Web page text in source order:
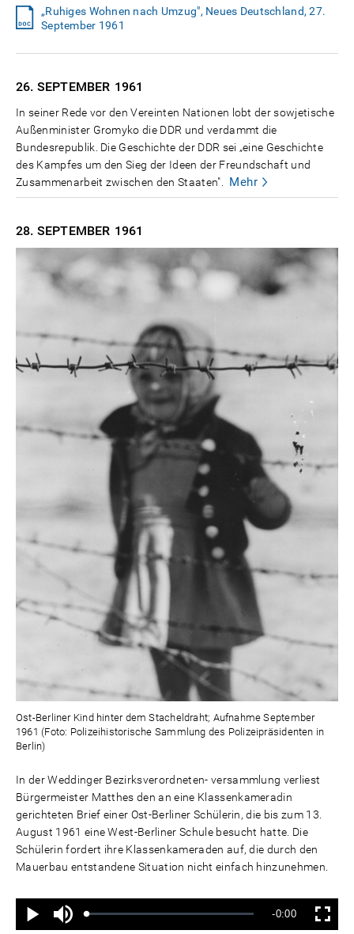
„Ruhiges Wohnen nach Umzug", Neues Deutschland, 27.
September 1961
26. SEPTEMBER 1961
In seiner Rede vor den Vereinten Nationen lobt der sowjetische
Außenminister Gromyko die DDR und verdammt die
Bundesrepublik. Die Geschichte der DDR sei „eine Geschichte
des Kampfes um den Sieg der Ideen der Freundschaft und
Zusammenarbeit zwischen den Staaten".
Mehr
28. SEPTEMBER 1961
Ost-Berliner Kind hinter dem Stacheldraht; Aufnahme September
1961 (Foto: Polizeihistorische Sammlung des Polizeipräsidenten in
Berlin)
In der Weddinger Bezirksverordneten- versammlung verliest
Bürgermeister Matthes den an eine Klassenkameradin
gerichteten Brief einer Ost-Berliner Schülerin, die bis zum 13.
August 1961 eine West-Berliner Schule besucht hatte. Die
Schülerin fordert ihre Klassenkameraden auf, die durch den
Mauerbau entstandene Situation nicht einfach hinzunehmen.
Wiedergabe
Ton
aus
Geladen:
Status:
Verbleibende
-0:00 Vollbild